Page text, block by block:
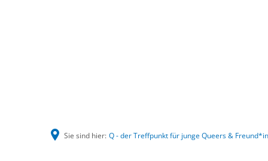
Sie sind hier: Q - der Treffpunkt für junge Queers &